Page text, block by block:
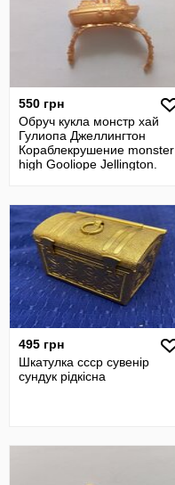
550 грн
Обруч кукла монстр хай
Гулиопа Джеллингтон
Кораблекрушение monster
high Gooliope Jellington.
495 грн
Шкатулка ссср сувенір
сундук рідкісна